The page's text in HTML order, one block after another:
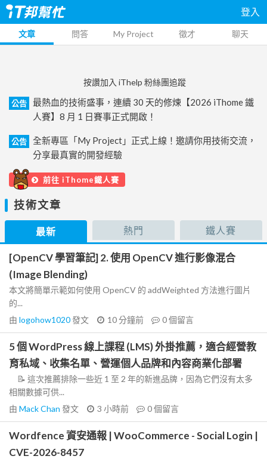
登入
文章 問答 My Project 徵才 聊天
按讚加入 iThelp 粉絲團追蹤
公告
最熱血的技術盛事，連續 30 天的修煉【2026 iThome 鐵
人賽】8 月 1 日賽事正式開啟！
公告
全新專區「My Project」正式上線！邀請你用技術交流，
分享最真實的開發經驗
前往 iThome鐵人賽
技術文章
最新 熱門 鐵人賽
[OpenCV 學習筆記] 2. 使用 OpenCV 進行影像混合
(Image Blending)
本文將簡單示範如何使用 OpenCV 的 addWeighted 方法進行圖片
的...
由 logohow1020發文 10 分鐘前 0個留言
5 個 WordPress 線上課程 (LMS) 外掛推薦，適合經營教
育私域、收集名單、營運個人品牌和內容商業化部署
📝 這次推薦排除一些近 1 至 2 年的新進品牌，因為它們沒有太多
相關數據可供...
由 Mack Chan 發文 3 小時前 0個留言
Wordfence 資安通報 | WooCommerce - Social Login |
CVE-2026-8457